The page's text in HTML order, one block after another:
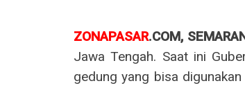
ZONAPASAR.COM,
Jawa Tengah. Saat ini
gedung yang bisa